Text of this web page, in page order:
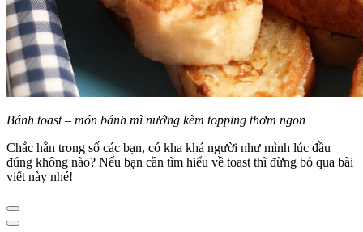
Bánh toast – món bánh mì nướng kèm topping thơm ngon
Chắc hẳn trong số các bạn, có kha khá người như mình lúc đầu
đúng không nào? Nếu bạn cần tìm hiểu về toast thì đừng bỏ qua bài
viết này nhé!